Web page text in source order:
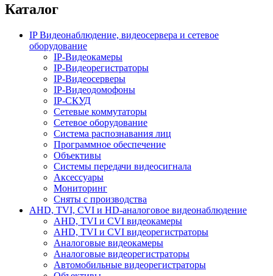
Каталог
IP Видеонаблюдение, видеосервера и сетевое
оборудование
IP-Видеокамеры
IP-Видеорегистраторы
IP-Видеосерверы
IP-Видеодомофоны
IP-СКУД
Сетевые коммутаторы
Сетевое оборудование
Система распознавания лиц
Программное обеспечение
Объективы
Системы передачи видеосигнала
Аксессуары
Мониторинг
Сняты с производства
AHD, TVI, CVI и HD-аналоговое видеонаблюдение
AHD, TVI и CVI видеокамеры
AHD, TVI и CVI видеорегистраторы
Аналоговые видеокамеры
Аналоговые видеорегистраторы
Автомобильные видеорегистраторы